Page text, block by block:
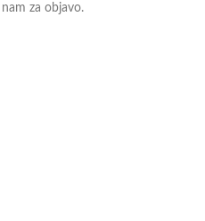
za objavo.